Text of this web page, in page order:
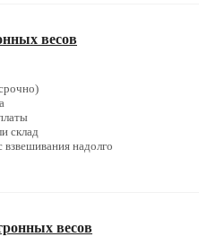
весов
склад
взвешивания надолго
весов